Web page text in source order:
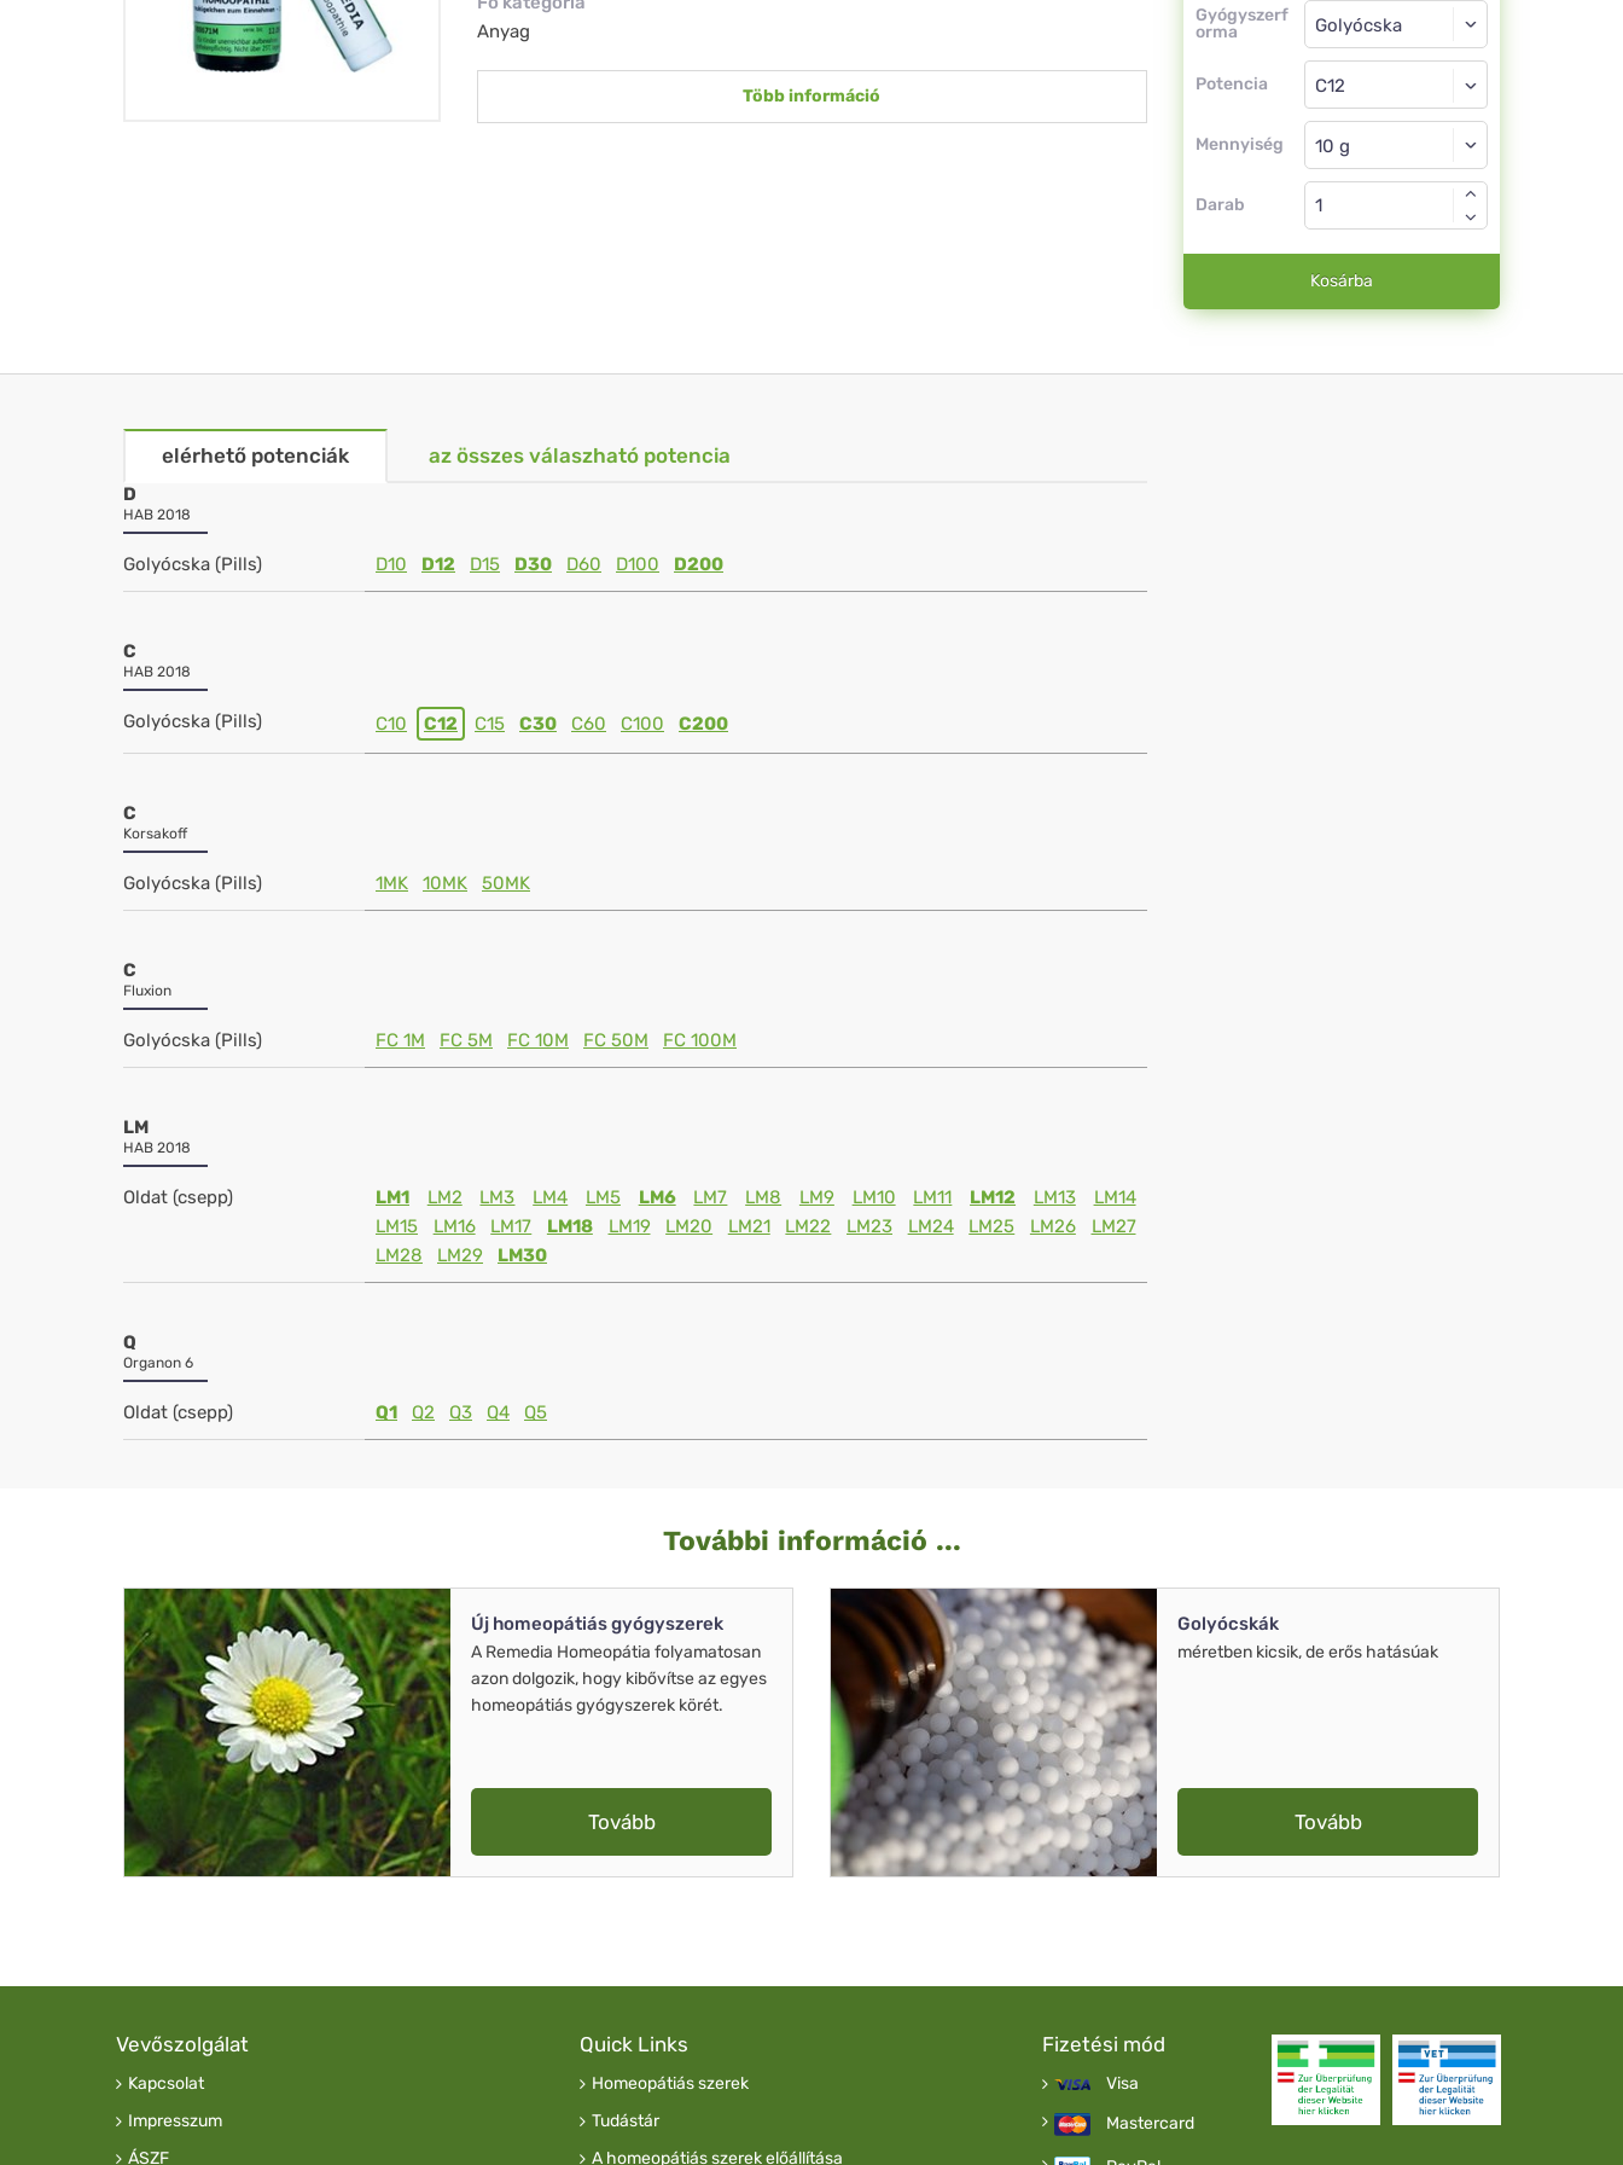
Anyag
Több információ
Gyógyszerf
orma
Gyógyszerforma
Potencia
Golyócska
C12
Mennyiség
Golyócska
Darab
Kosárba
elérhető potenciák az összes válaszható potencia
D
HAB 2018
Golyócska (Pills) D10 D12 D15 D30 D60 D100 D200
C
HAB 2018
Golyócska (Pills) C10 C12 C15 C30 C60 C100 C200
C
Korsakoff
Golyócska (Pills) 1MK 10MK 50MK
C
Fluxion
Golyócska (Pills) FC 1M FC 5M FC 10M FC 50M FC 100M
LM
HAB 2018
Oldat (csepp) LM1 LM2 LM3 LM4 LM5 LM6 LM7 LM8 LM9 LM10 LM11 LM12 LM13
LM14
LM15
LM16 LM17 LM18 LM19 LM20 LM21 LM22 LM23 LM24 LM25 LM26
LM27
LM28
LM29 LM30
Q
Organon 6
Oldat (csepp) Q1 Q2 Q3 Q4 Q5
További információ ...
Új homeopátiás gyógyszerek
A Remedia Homeopátia folyamatosan
azon dolgozik, hogy kibővítse az egyes
homeopátiás gyógyszerek körét.
Tovább
Golyócskák
méretben kicsik, de erős hatásúak
Tovább
Vevőszolgálat
Kapcsolat
Impresszum
ÁSZF
Quick Links
Homeopátiás szerek
Tudástár
A homeopátiás szerek előállítása
Fizetési mód
Visa
Mastercard